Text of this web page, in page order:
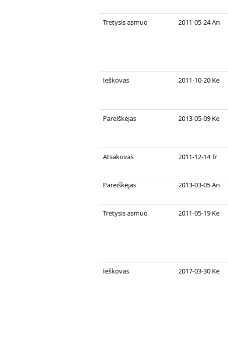
Tretysis asmuo 2011-05-24 An
Ieškovas 2011-10-20 Ke
Pareiškėjas 2013-05-09 Ke
Atsakovas 2011-12-14 Tr
Pareiškėjas 2013-03-05 An
Tretysis asmuo 2011-05-19 Ke
Ieškovas 2017-03-30 Ke